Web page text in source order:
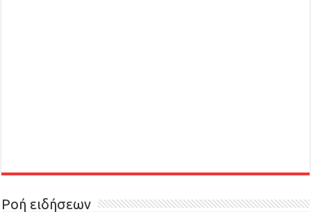
Ροή ειδήσεων